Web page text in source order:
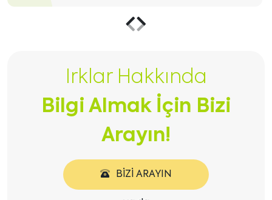
Önceki
göster
göster
Irklar Hakkında
Bilgi Almak İçin Bizi
Arayın!
BIZI ARAYIN